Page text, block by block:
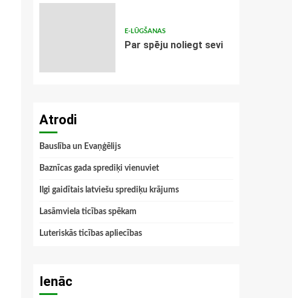
E-LŪGŠANAS
Par spēju noliegt sevi
Atrodi
Bauslība un Evaņģēlijs
Baznīcas gada sprediķi vienuviet
Ilgi gaidītais latviešu sprediķu krājums
Lasāmviela ticības spēkam
Luteriskās ticības apliecības
Ienāc